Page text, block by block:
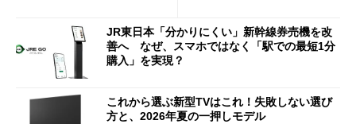
JR東日本「分かりにくい」新幹線券売機を改
善へ なぜ、スマホではなく「駅での最短1分
購入」を実現？
これから選ぶ新型TVはこれ！失敗しない選び
方と、2026年夏の一押しモデル